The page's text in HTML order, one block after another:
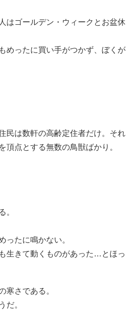
はゴールデン・ウィークとお盆休
めったに買い手がつかず、ぼくが
民は数軒の高齢定住者だけ。それ
頂点とする無数の鳥獣ばかり。
。
ったに鳴かない。
生きて動くものがあった…とほっ
寒さである。
だ。